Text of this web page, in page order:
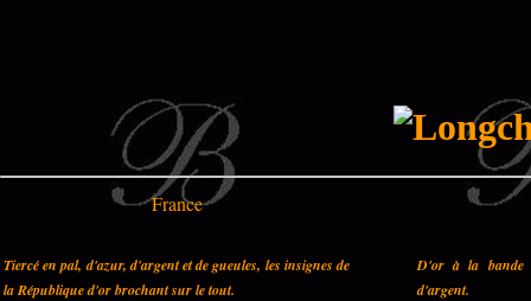
France
Tiercé en pal, d'azur, d'argent et de gueules, les insignes de
la République d'or brochant sur le tout.
D'or à la bande
d'argent.